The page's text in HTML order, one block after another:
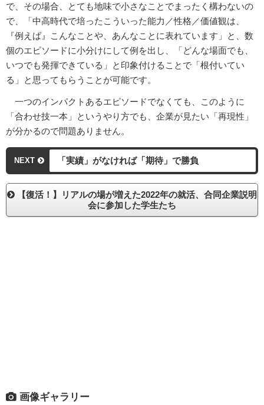
で、その場合、とても地味で小さなことでまったく構わないの
で、「中高時代で培ったこういった能力／性格／価値観は、
『例えば』こんなことや、あんなことに表れています」と、数
個のエピソードに小分けにして例を出し、「どんな場面でも、
いつでも発揮できている」と印象付けることで「根付いてい
る」と思ってもらうことが可能です。
一つのインパクトあるエピソードでなくても、このように
「合わせ技一本」というやり方でも、企業が見たい「再現性」
が分かるので問題ありません。
NEXT 「実績」がなければ「期待」で勝負
【復活！】リアルの場が増えた2022年の就活、合同企業説明
会に参加した学生たち
画像ギャラリー